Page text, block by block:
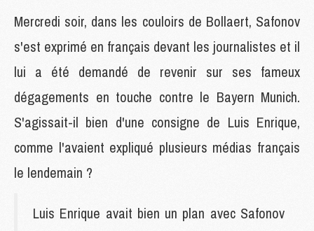
Mercredi soir, dans les couloirs de Bollaert, Safonov
s'est exprimé en français devant les journalistes et il
lui a été demandé de revenir sur ses fameux
dégagements en touche contre le Bayern Munich.
S'agissait-il bien d'une consigne de Luis Enrique,
comme l'avaient expliqué plusieurs médias français
le lendemain ?
Luis Enrique avait bien un plan avec Safonov